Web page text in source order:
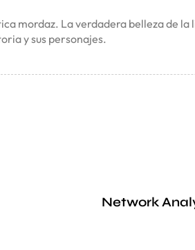
mordaz. La verdadera belleza de
y sus personajes.
Network